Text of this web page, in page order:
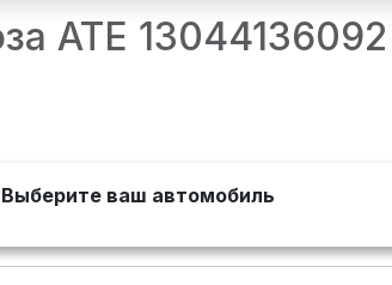
ATE 13044136092
Выберите ваш автомобиль